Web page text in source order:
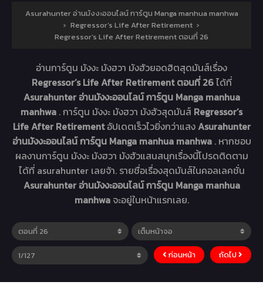
Asurahunter อ่านมังงะออนไลน์ การ์ตูน Manga manhua manhwa
› Regressor’s Life After Retirement ›
Regressor’s Life After Retirement ตอนที่ 26
อ่านการ์ตูน มังงะ มังฮวา มังฮัวยอดฮิตสุดมันส์เรื่อง
Regressor’s Life After Retirement ตอนที่ 26ได้ที่
Asurahunter อ่านมังงะออนไลน์ การ์ตูน Manga manhua
manhwa . การ์ตูน มังงะ มังฮวา มังฮัวสุดมันส์ Regressor’s
Life After Retirementอัปเดตเร็วไวยิ่งกว่าแสงAsurahunter
อ่านมังงะออนไลน์ การ์ตูน Manga manhua manhwa . หากชอบ
ผลงานการ์ตูน มังงะ มังฮวา มังฮัวแสนสนุกเรื่องนี้โปรดติดตาม
ได้ที่ asurahunter เลยจ้า. รายชื่อเรื่องสุดมันส์ในคอลเลคชั่น
Asurahunter อ่านมังงะออนไลน์ การ์ตูน Manga manhua
manhwa จะอยู่ในหน้าแรกเลย.
ก่อนหน้า ถัดไป